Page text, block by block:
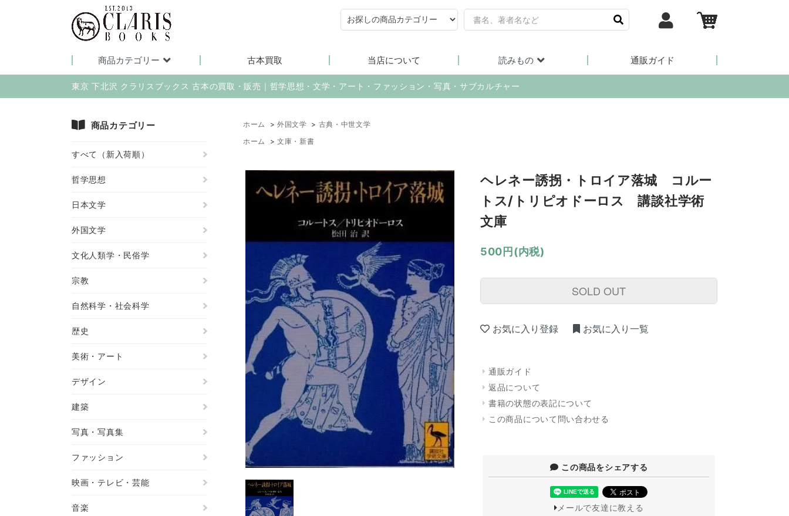
商品カテゴリー 古本買取 当店について 読みもの 通販ガイド
東京 下北沢 クラリスブックス 古本の買取・販売｜哲学思想・文学・アート・ファッション・写真・サブカルチャー
ホーム > 外国文学 > 古典・中世文学
ホーム
> 文庫・新書
ヘレネー誘拐・トロイア落城 コルー
トス/トリピオドーロス 講談社学術
文庫
500円(内税)
SOLD OUT
お気に入り登録 お気に入り一覧
通販ガイド
返品について
書籍の状態の表記について
この商品について問い合わせる
この商品をシェアする
メールで友達に教える
商品カテゴリー
すべて（新入荷順）
哲学思想
日本文学
外国文学
文化人類学・民俗学
宗教
自然科学・社会科学
歴史
美術・アート
デザイン
建築
写真・写真集
ファッション
映画・テレビ・芸能
音楽